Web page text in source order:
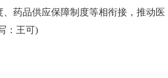
药品供应保障制度等相衔接，推动医
：王可)